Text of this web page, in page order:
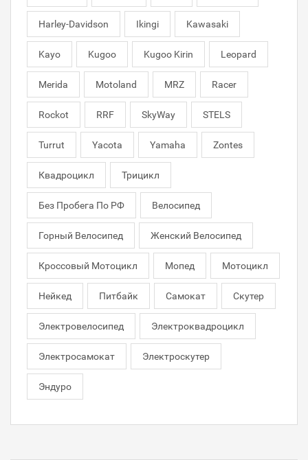
Harley-Davidson Ikingi Kawasaki
Kayo Kugoo Kugoo Kirin Leopard
Merida Motoland MRZ Racer
Rockot RRF SkyWay STELS
Turrut Yacota Yamaha Zontes
Квадроцикл Трицикл
Без Пробега По РФ Велосипед
Горный Велосипед Женский Велосипед
Кроссовый Мотоцикл Мопед Мотоцикл
Нейкед Питбайк Самокат Скутер
Электровелосипед Электроквадроцикл
Электросамокат Электроскутер
Эндуро